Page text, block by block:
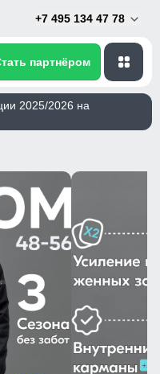
+7 495 134 47 78
партнёром
2025/2026 на